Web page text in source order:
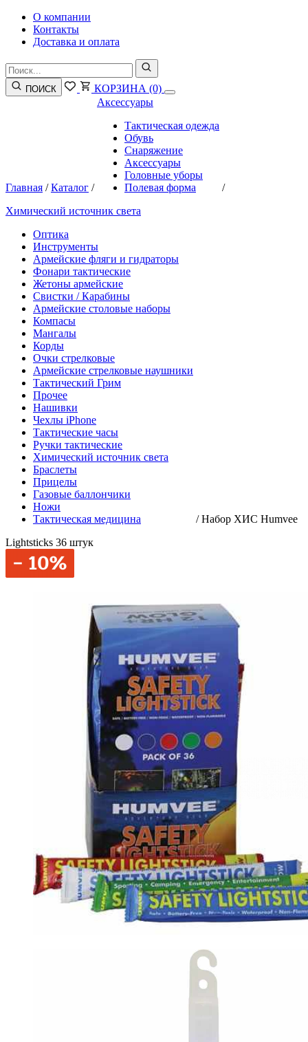
О компании
Контакты
Доставка и оплата
ПОИСК КОРЗИНА (0)
Главная /Каталог /
Аксессуары
Тактическая одежда
Обувь
Снаряжение
Аксессуары
Головные уборы
Полевая форма
/
Химический источник света
Оптика
Инструменты
Армейские фляги и гидраторы
Фонари тактические
Жетоны армейские
Свистки / Карабины
Армейские столовые наборы
Компасы
Мангалы
Корды
Очки стрелковые
Армейские стрелковые наушники
Тактический Грим
Прочее
Нашивки
Чехлы iPhone
Тактические часы
Ручки тактические
Химический источник света
Браслеты
Прицелы
Газовые баллончики
Ножи
Тактическая медицина
/Набор ХИС Humvee
Lightsticks 36 штук